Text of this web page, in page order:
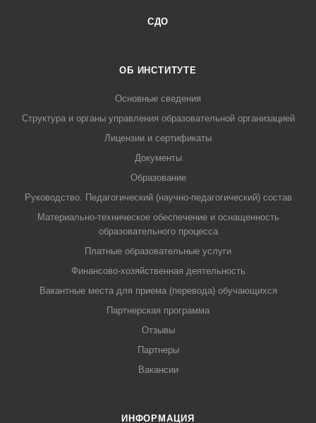
СДО
ОБ ИНСТИТУТЕ
Основные сведения
Структура и органы управления образовательной организацией
Лицензии и сертификаты
Документы
Образование
Руководство. Педагогический (научно-педагогический) состав
Материально-техническое обеспечение и оснащенность
образовательного процесса
Платные образовательные услуги
Финансово-хозяйственная деятельность
Вакантные места для приема (перевода) обучающихся
Партнерская программа
Отзывы
Партнеры
Вакансии
ИНФОРМАЦИЯ